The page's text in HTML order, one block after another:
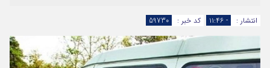
انتشار : - ۱۱:۴۶ کد خبر : 59730